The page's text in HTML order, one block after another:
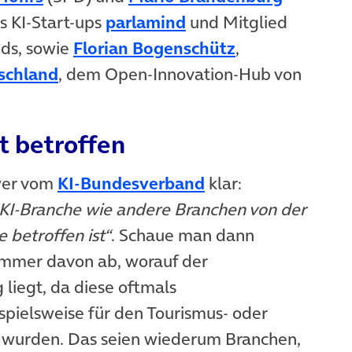
Tab)
KI-Start-ups parlamind (öffnet in neuem Tab)
und Mitglied
sowie Florian Bogenschütz(öffnet in
,
(öffnet in neuem Tab)
, dem Open-Innovation-Hub von
betroffen
vom KI-Bundesverband (öffnet in neuem
klar:
Branche wie andere Branchen von der
betroffen ist“. Schaue man dann
davon ab, worauf der
liegt, da diese oftmals
für den Tourismus- oder
Das seien wiederum Branchen,